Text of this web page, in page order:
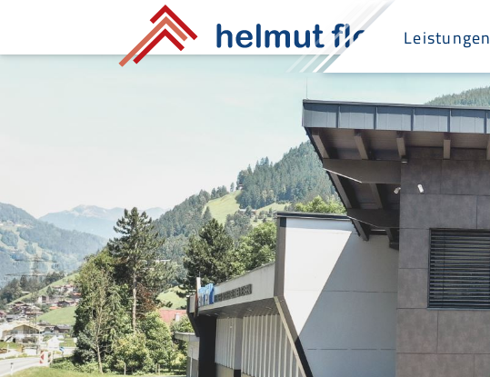
Leistungen